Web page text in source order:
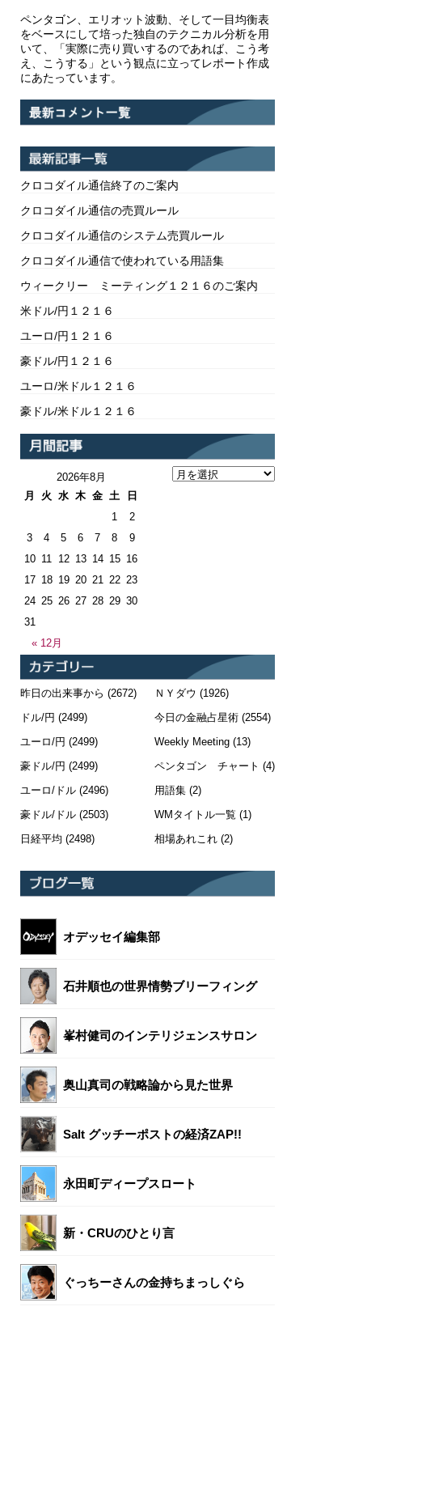
ペンタゴン、エリオット波動、そして一目均衡表
をベースにして培った独自のテクニカル分析を用
いて、「実際に売り買いするのであれば、こう考
え、こうする」という観点に立ってレポート作成
にあたっています。
クロコダイル通信終了のご案内
クロコダイル通信の売買ルール
クロコダイル通信のシステム売買ルール
クロコダイル通信で使われている用語集
ウィークリー ミーティング１２１６のご案内
米ドル/円１２１６
ユーロ/円１２１６
豪ドル/円１２１６
ユーロ/米ドル１２１６
豪ドル/米ドル１２１６
2026年8月
月
火 水 木 金 土 日
« 12月
1
2
3
4 5 6 7 8
9
10 11 12 13 14 15 16
17 18 19 20 21 22 23
24 25 26 27 28 29 30
31
昨日の出来事から (2672)
ドル/円 (2499)
ユーロ/円 (2499)
豪ドル/円 (2499)
ユーロ/ドル (2496)
豪ドル/ドル (2503)
日経平均 (2498)
ＮＹダウ (1926)
今日の金融占星術(2554)
Weekly Meeting(13)
ペンタゴン チャート (4)
用語集(2)
WMタイトル一覧 (1)
相場あれこれ(2)
オデッセイ編集部
石井順也の世界情勢ブリーフィング
峯村健司のインテリジェンスサロン
奥山真司の戦略論から見た世界
Salt グッチーポストの経済ZAP!!
永田町ディープスロート
新・CRUのひとり言
ぐっちーさんの金持ちまっしぐら